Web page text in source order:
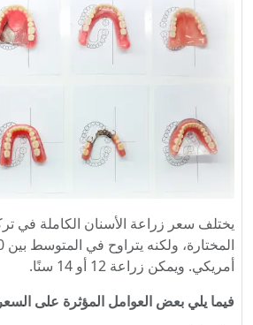
يختلف سعر زراعة الأسنان الكاملة في
أمريكي. ويمكن زراعة 12 أو 14 سنًا.
فيما يلي بعض العوامل المؤثرة على